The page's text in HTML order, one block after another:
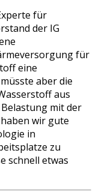
für
der IG
für
eine
aber die
aus
mit der
wir gute
in
zu
schnell etwas